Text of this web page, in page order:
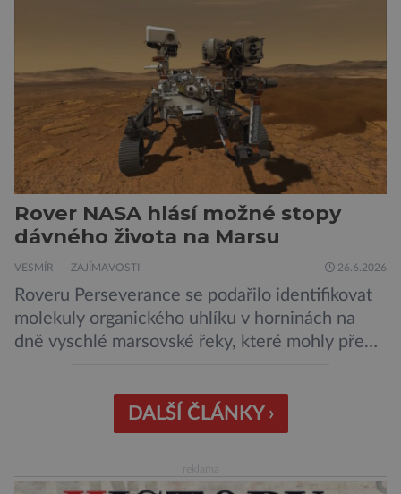
podle NASA je ve výtečném stavu. Nyní ji čeká
další etapa její mise, jejíž ambicí je přinést
dosud nejpodrobnější […]
Rover NASA hlásí možné stopy
dávného života na Marsu
VESMÍR ZAJÍMAVOSTI 26.6.2026
Roveru Perseverance se podařilo identifikovat
molekuly organického uhlíku v horninách na
dně vyschlé marsovské řeky, které mohly před
Měření provedená přístrojem Sherloc,
umístěném na roveru Perseverance,
výchozů, což jsou vyhaslé podzemní lávové
DALŠÍ ČLÁNKY ›